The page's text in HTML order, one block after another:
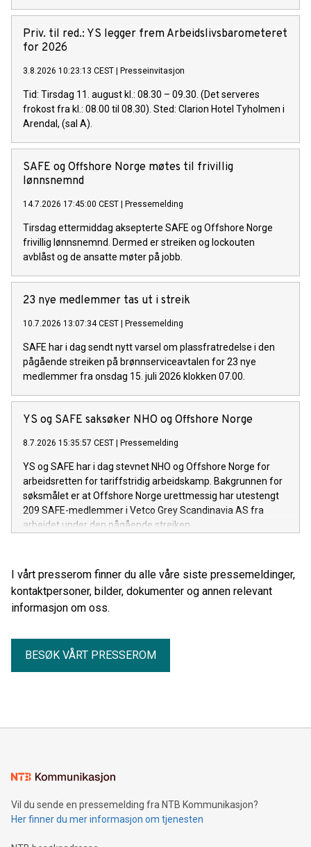
Priv. til red.: YS legger frem Arbeidslivsbarometeret
for 2026
3.8.2026 10:23:13 CEST Presseinvitasjon
Tid: Tirsdag 11. august kl.: 08.30 – 09.30. (Det serveres
frokost fra kl.: 08.00 til 08.30). Sted: Clarion Hotel Tyholmen i
Arendal, (sal A).
SAFE og Offshore Norge møtes til frivillig
lønnsnemnd
14.7.2026 17:45:00 CEST Pressemelding
Tirsdag ettermiddag aksepterte SAFE og Offshore Norge
frivillig lønnsnemnd. Dermed er streiken og lockouten
avblåst og de ansatte møter på jobb.
23 nye medlemmer tas ut i streik
10.7.2026 13:07:34 CEST Pressemelding
SAFE har i dag sendt nytt varsel om plassfratredelse i den
pågående streiken på brønnserviceavtalen for 23 nye
medlemmer fra onsdag 15. juli 2026 klokken 07.00.
YS og SAFE saksøker NHO og Offshore Norge
8.7.2026 15:35:57 CEST Pressemelding
YS og SAFE har i dag stevnet NHO og Offshore Norge for
arbeidsretten for tariffstridig arbeidskamp. Bakgrunnen for
søksmålet er at Offshore Norge urettmessig har utestengt
209 SAFE-medlemmer i Vetco Grey Scandinavia AS fra
arbeidet under den pågående streiken.
I vårt presserom finner du alle våre siste pressemeldinger,
kontaktpersoner, bilder, dokumenter og annen relevant
informasjon om oss.
BESØK VÅRT PRESSEROM
Vil du sende en pressemelding fra NTB Kommunikasjon?
Her finner du mer informasjon om tjenesten